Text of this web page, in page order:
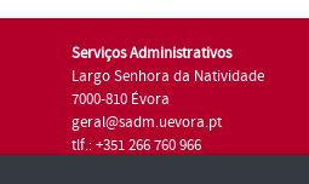
Serviços Administrativos
Largo Senhora da Natividade
7000-810 Évora
geral@sadm.uevora.pt
tlf.: +351 266 760 966